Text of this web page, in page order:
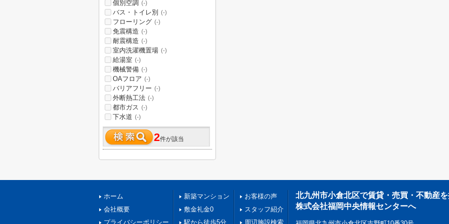
個別空調 (-)
バス・トイレ別 (-)
フローリング (-)
免震構造 (-)
耐震構造 (-)
室内洗濯機置場 (-)
給湯室 (-)
機械警備 (-)
OAフロア (-)
バリアフリー (-)
外断熱工法 (-)
都市ガス (-)
下水道 (-)
2件が該当
ホーム
会社概要
プライバシーポリシー
新築マンション
敷金礼金0
駅から徒歩5分
お客様の声
スタッフ紹介
周辺施設検索
北九州市小倉北区で賃貸・売買・不動産
株式会社福岡中央情報センターへ